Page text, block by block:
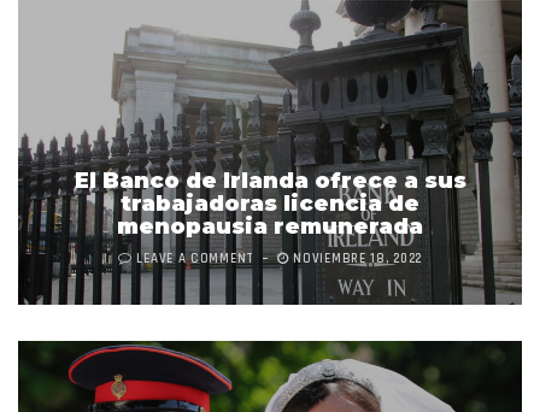
El Banco de Irlanda ofrece a sus
trabajadoras licencia de
menopausia remunerada
LEAVE A COMMENT NOVIEMBRE 18, 2022